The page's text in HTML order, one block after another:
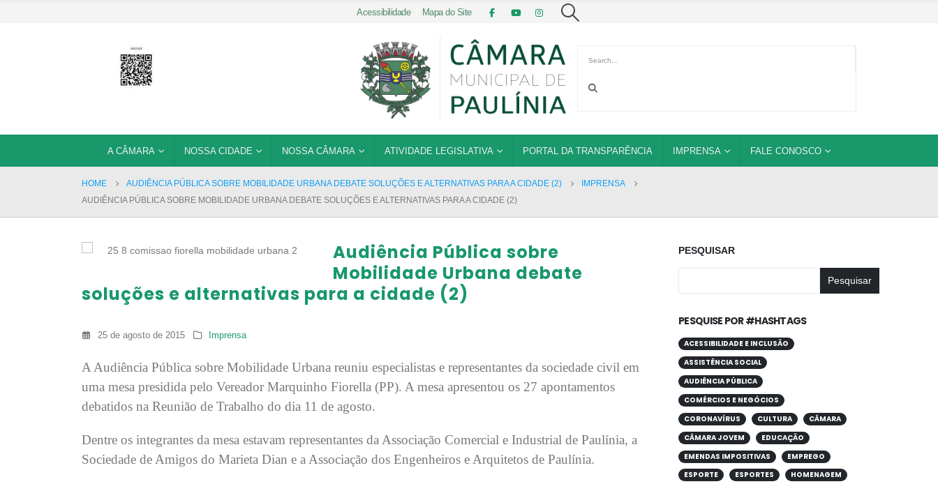
Acessibilidade| Mapa do Site
A CÂMARA NOSSA CIDADE NOSSA CÂMARA ATIVIDADE LEGISLATIVA PORTAL DA TRANSPARÊNCIA IMPRENSA FALE CONOSCO
HOME AUDIÊNCIA PÚBLICA SOBRE MOBILIDADE URBANA DEBATE SOLUÇÕES E ALTERNATIVAS PARA A CIDADE (2)
IMPRENSA
AUDIÊNCIA PÚBLICA SOBRE MOBILIDADE URBANA DEBATE SOLUÇÕES E ALTERNATIVAS PARA A CIDADE (2)
Audiência Pública sobre
Mobilidade Urbana debate
soluções e alternativas para a cidade (2)
25 de agosto de 2015 Imprensa
A Audiência Pública sobre Mobilidade Urbana reuniu especialistas e representantes da sociedade civil em
uma mesa presidida pelo Vereador Marquinho Fiorella (PP). A mesa apresentou os 27 apontamentos
debatidos na Reunião de Trabalho do dia 11 de agosto.
Dentre os integrantes da mesa estavam representantes da Associação Comercial e Industrial de Paulínia, a
Sociedade de Amigos do Marieta Dian e a Associação dos Engenheiros e Arquitetos de Paulínia.
PESQUISAR
Pesquisar
PESQUISE POR #HASHTAGS
ACESSIBILIDADE E INCLUSÃO
ASSISTÊNCIA SOCIAL
AUDIÊNCIA PÚBLICA
COMÉRCIOS E NEGÓCIOS
CORONAVÍRUS
CULTURA
CÂMARA
CÂMARA JOVEM
EDUCAÇÃO
EMENDAS IMPOSITIVAS
EMPREGO
ESPORTE
ESPORTES
HOMENAGEM